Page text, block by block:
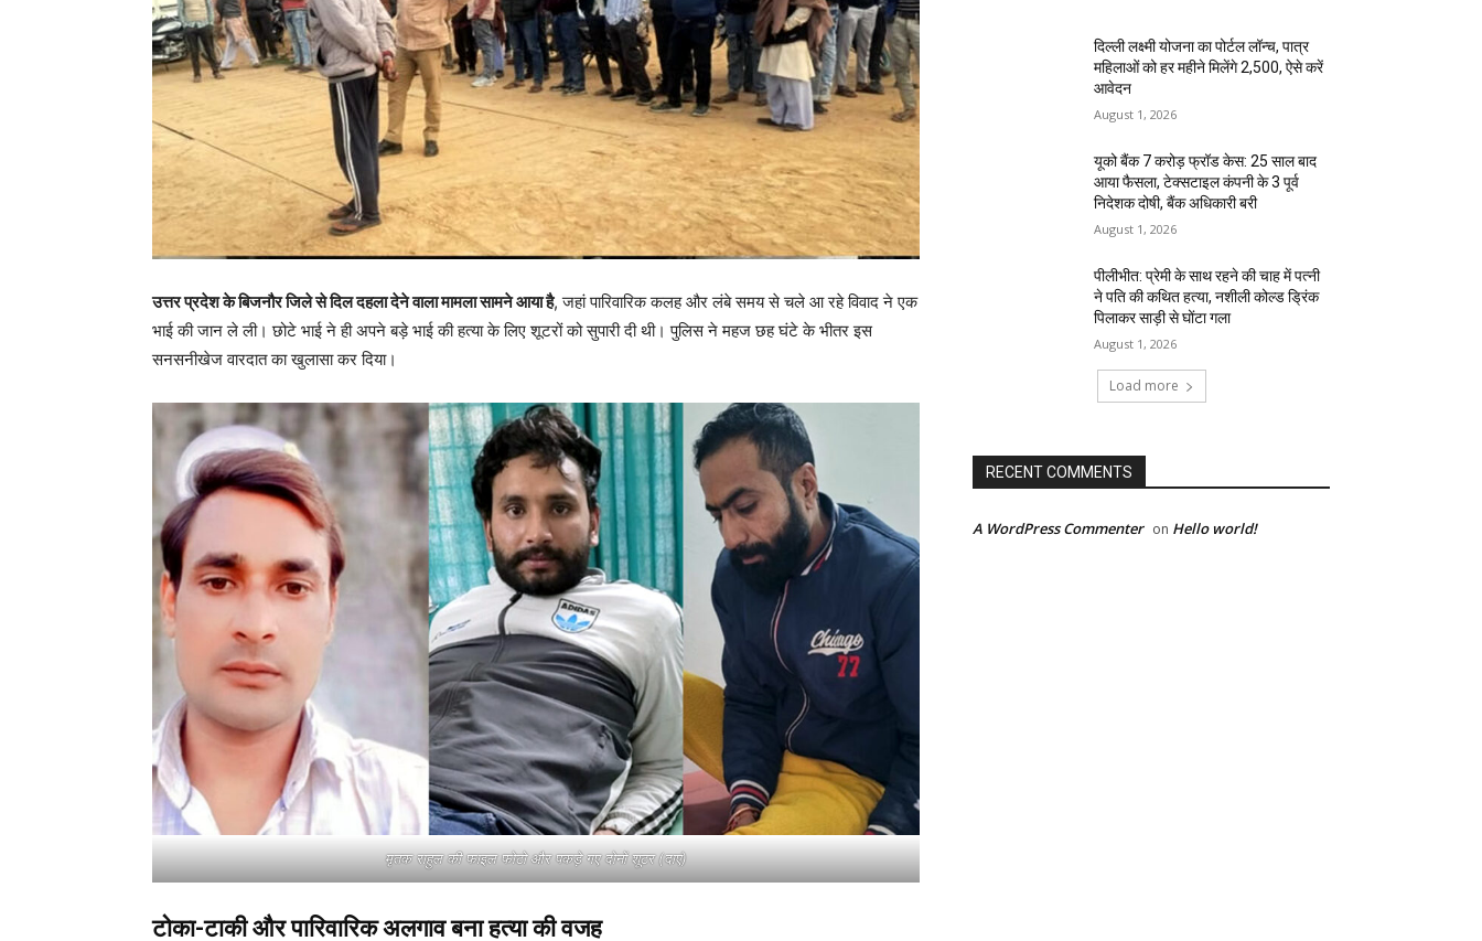
उत्तर प्रदेश के बिजनौर जिले से दिल दहला देने वाला मामला सामने आया है, जहां पारिवारिक कलह और लंबे समय से चले आ रहे विवाद ने एक
भाई की जान ले ली। छोटे भाई ने ही अपने बड़े भाई की हत्या के लिए शूटरों को सुपारी दी थी। पुलिस ने महज छह घंटे के भीतर इस
सनसनीखेज वारदात का खुलासा कर दिया।
मृतक राहुल की फाइल फोटो और पकड़े गए दोनों शूटर (दाएं)
टोका-टाकी और पारिवारिक अलगाव बना हत्या की वजह
दिल्ली लक्ष्मी योजना का पोर्टल लॉन्च, पात्र
महिलाओं को हर महीने मिलेंगे ₹2,500, ऐसे करें
आवेदन
August 1, 2026
यूको बैंक 7 करोड़ फ्रॉड केस: 25 साल बाद
आया फैसला, टेक्सटाइल कंपनी के 3 पूर्व
निदेशक दोषी, बैंक अधिकारी बरी
August 1, 2026
पीलीभीत: प्रेमी के साथ रहने की चाह में पत्नी
ने पति की कथित हत्या, नशीली कोल्ड ड्रिंक
पिलाकर साड़ी से घोंटा गला
August 1, 2026
Load more
RECENT COMMENTS
A WordPress Commenter on Hello world!